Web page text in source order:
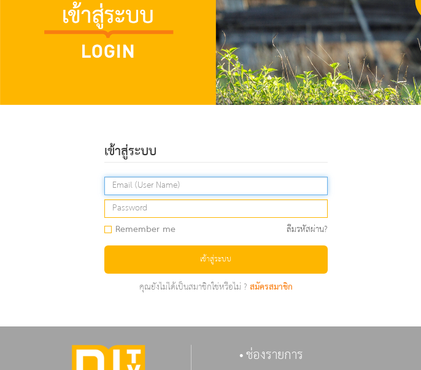
เข้าสู่ระบบ
Remember me ลืมรหัสผ่าน?
เข้าสู่ระบบ
คุณยังไม่ได้เป็นสมาชิกใช่หรือไม่ ?สมัครสมาชิก
ช่องรายการ